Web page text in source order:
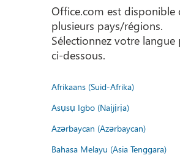
Office.com est disponible
plusieurs pays/régions.
Sélectionnez votre langue
ci-dessous.
Afrikaans (Suid-Afrika)
Asụsụ Igbo (Naịjịrịa)
Azərbaycan (Azərbaycan)
Bahasa Melayu (Asia Tenggara)